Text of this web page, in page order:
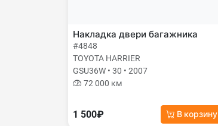
Накладка двери багажника
#4848
TOYOTA HARRIER
GSU36W • 30 • 2007
72 000 км
1 500₽ В корзину